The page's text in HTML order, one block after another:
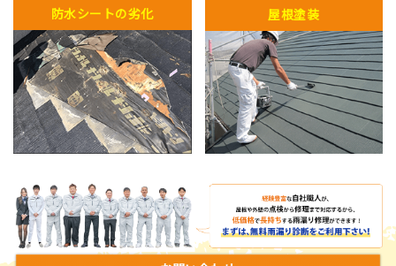
防水シートの劣化 屋根塗装